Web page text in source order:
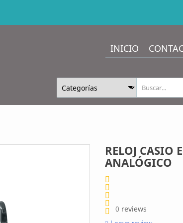
INICIO
RELOJ CASIO
ANALÓGICO
0 reviews